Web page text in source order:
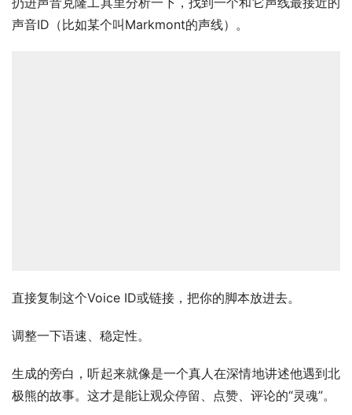
声音ID（比如某个叫Markmont的声线）。
直接复制这个Voice ID或链接，把你的脚本放进去。
调整一下语速、稳定性。
生成的旁白，听起来就像是一个真人在深情地讲述他遇到北
极熊的故事。这才是能让观众停留、点赞、评论的“灵魂”。